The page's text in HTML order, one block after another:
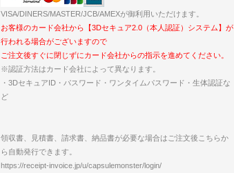
VISA/DINERS/MASTER/JCB/AMEXが御利用いただけます。
お客様のカード会社から【3Dセキュア2.0（本人認証）システム】が
行われる場合がございますので
ご注文後すぐに閉じずにカード会社からの指示を進めてください。
※認証方法はカード会社によって異なります。
・3DセキュアID・パスワード・ワンタイムパスワード・生体認証な
ど
領収書、見積書、請求書、納品書が必要な場合はご注文後こちらか
ら自動発行できます。
https://receipt-invoice.jp/u/capsulemonster/login/